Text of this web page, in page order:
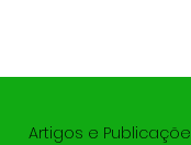
Artigos e